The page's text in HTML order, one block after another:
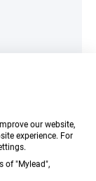
ブレット
our website,
experience. For
of "Mylead",